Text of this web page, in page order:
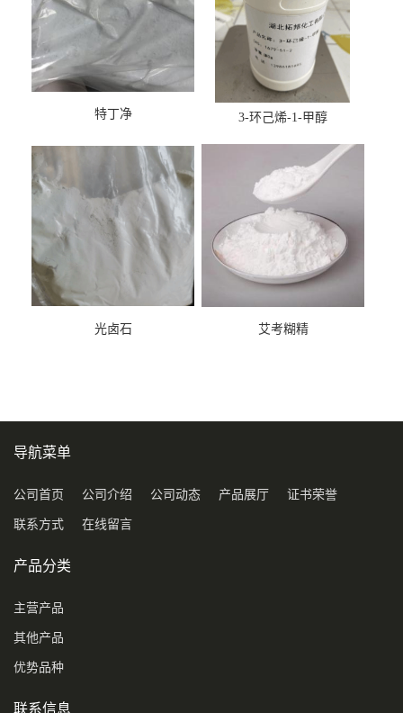
特丁净 3-环己烯-1-甲醇
光卤石 艾考糊精
导航菜单
公司首页 公司介绍 公司动态 产品展厅 证书荣誉
联系方式 在线留言
产品分类
主营产品
其他产品
优势品种
联系信息